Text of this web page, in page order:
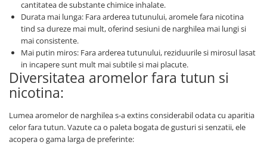
cantitatea de substante chimice inhalate.
Durata mai lunga: Fara arderea tutunului, aromele fara nicotina
tind sa dureze mai mult, oferind sesiuni de narghilea mai lungi si
mai consistente.
Mai putin miros: Fara arderea tutunului, reziduurile si mirosul lasat
in incapere sunt mult mai subtile si mai placute.
Diversitatea aromelor fara tutun si
nicotina:
Lumea aromelor de narghilea s-a extins considerabil odata cu aparitia
celor fara tutun. Vazute ca o paleta bogata de gusturi si senzatii, ele
acopera o gama larga de preferinte: